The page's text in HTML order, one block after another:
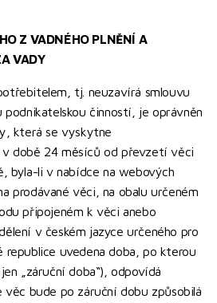
Z VADNÉHO PLNĚNÍ A
VADY
tj. neuzavírá smlouvu
podnikatelskou činností, je oprávněn
která se vyskytne
v době 24 měsíců od převzetí věci
byla-li v nabídce na webových
prodávané věci, na obalu určeném
připojeném k věci anebo
v českém jazyce určeného pro
republice uvedena doba, po kterou
„záruční doba“), odpovídá
věc bude po záruční dobu způsobilá